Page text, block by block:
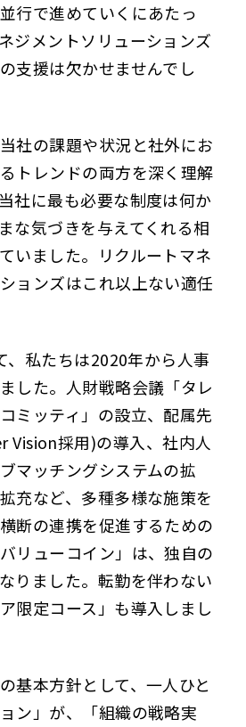
行で進めていくにあたっ
ジメントソリューションズ
支援は欠かせませんでし
社の課題や状況と社外にお
トレンドの両方を深く理解
社に最も必要な制度は何か
な気づきを与えてくれる相
いました。リクルートマネ
ョンズはこれ以上ない適任
、私たちは2020年から人事
した。人財戦略会議「タレ
ミッティ」の設立、配属先
Vision採用)の導入、社内人
マッチングシステムの拡
充など、多種多様な施策を
断の連携を促進するための
リューコイン」は、独自の
りました。転勤を伴わない
限定コース」も導入しまし
基本方針として、一人ひと
ン」が、「組織の戦略実